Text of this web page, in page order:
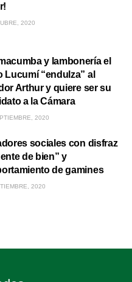
2020
y lambonería el
Lucumí “endulza” al
Arthur y quiere ser su
a la Cámara
2020
sociales con disfraz
de bien” y
de gamines
2020